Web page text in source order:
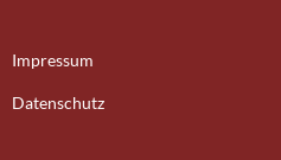
Impressum
Datenschutz